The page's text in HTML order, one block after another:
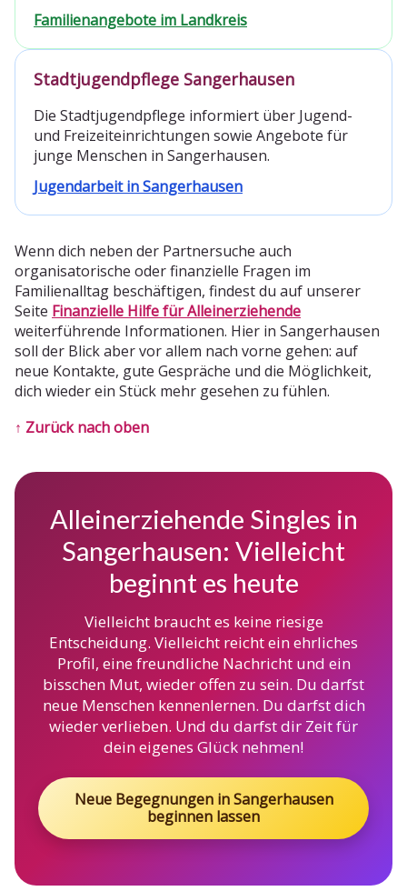
Familienangebote im Landkreis
Stadtjugendpflege Sangerhausen
Die Stadtjugendpflege informiert über Jugend-
und Freizeiteinrichtungen sowie Angebote für
junge Menschen in Sangerhausen.
Jugendarbeit in Sangerhausen
Wenn dich neben der Partnersuche auch
organisatorische oder finanzielle Fragen im
Familienalltag beschäftigen, findest du auf unserer
Seite Finanzielle Hilfe für Alleinerziehende
weiterführende Informationen. Hier in Sangerhausen
soll der Blick aber vor allem nach vorne gehen: auf
neue Kontakte, gute Gespräche und die Möglichkeit,
dich wieder ein Stück mehr gesehen zu fühlen.
↑ Zurück nach oben
Alleinerziehende Singles in
Sangerhausen: Vielleicht
beginnt es heute
Vielleicht braucht es keine riesige
Entscheidung. Vielleicht reicht ein ehrliches
Profil, eine freundliche Nachricht und ein
bisschen Mut, wieder offen zu sein. Du darfst
neue Menschen kennenlernen. Du darfst dich
wieder verlieben. Und du darfst dir Zeit für
dein eigenes Glück nehmen!
Neue Begegnungen in Sangerhausen
beginnen lassen